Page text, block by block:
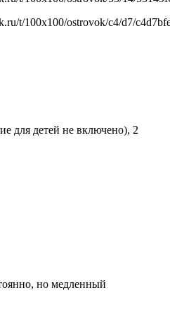
для детей не включено), 2
но медленный